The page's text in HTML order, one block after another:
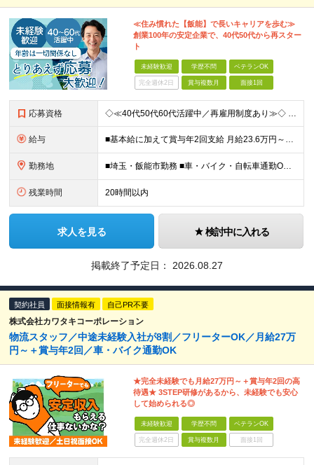
≪住み慣れた【飯能】で長いキャリアを歩む≫
創業100年の安定企業で、40代50代から再スター
ト
未経験歓迎 学歴不問 ベテランOK
完全週休2日 賞与複数月 面接1回
応募資格 ◇≪40代50代60代活躍中／再雇用制度あり≫◇ 現在、リーダー職は全員が40代以上。 同世代と一緒に働けるからこそ、 ギャップを感じずに居心地が良いのがポイントです。 ■未経験歓迎 ■学歴不問 ■
給与 ■基本給に加えて賞与年2回支給 月給23.6万円～＋賞与年2回＋残業代全額支給＋各種手当 ※試用期間なし
勤務地 ■埼玉・飯能市勤務 ■車・バイク・自転車通勤OK └駐車場・駐輪場完備で安心 【飯能物流センター】 埼玉県飯能市下川崎34 生活クラブ飯能デリバリーセンター (変更の範囲)上記を除く当社関連勤務地
残業時間 20時間以内
求人を見る 検討中に入れる
掲載終了予定日： 2026.08.27
契約社員 面接情報有 自己PR不要
株式会社カワタキコーポレーション
物流スタッフ／中途未経験入社が8割／フリーターOK／月給27万
円～＋賞与年2回／車・バイク通勤OK
★完全未経験でも月給27万円～＋賞与年2回の高
待遇★ 3STEP研修があるから、未経験でも安心
して始められる◎
未経験歓迎 学歴不問 ベテランOK
完全週休2日 賞与複数月 面接1回